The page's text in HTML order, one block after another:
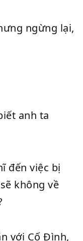
ngừng lại,
anh ta
đến việc bị
không về
với Cố Đình,